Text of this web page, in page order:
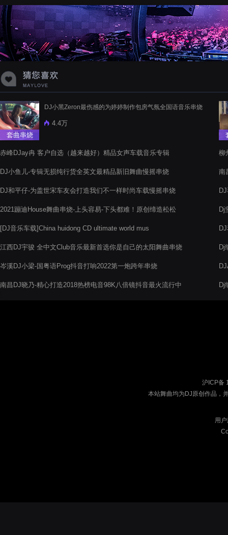
蝉爸爸妈妈爱存在夏天的风是想你的
声音啊
套曲串烧
DJ小黑Zeron最伤感的为婷婷制作包房气氛全国语音乐串烧
4.4万
赤峰DJay冉 客户自选（越来越好）精品女声车载音乐专辑
DJ小鱼儿-专辑无损纯行货全英文最精品新旧舞曲慢摇串烧
DJ和平仔-为盖世宋车友会打造我们不一样时尚车载慢摇串烧
2021蹦迪House舞曲串烧-上头容易-下头都难！原创缔造松松
[DJ音乐车载]China huidong CD ultimate world mus
江西DJ宇骏 全中文Club音乐最新首选你是自己的太阳舞曲串烧
岑溪DJ小梁-国粤语Prog抖音打响2022第一炮跨年串烧
南昌DJ晓乃-精心打造2018热榜电音98K八倍镜抖音最火流行中
柳
南
Dj
Dj
Dj
沪ICP备
本站舞曲均为DJ原创作品，
用